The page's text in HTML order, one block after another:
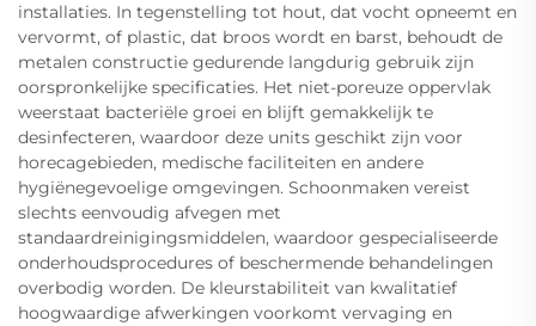
installaties. In tegenstelling tot hout, dat vocht opneemt en
vervormt, of plastic, dat broos wordt en barst, behoudt de
metalen constructie gedurende langdurig gebruik zijn
oorspronkelijke specificaties. Het niet-poreuze oppervlak
weerstaat bacteriële groei en blijft gemakkelijk te
desinfecteren, waardoor deze units geschikt zijn voor
horecagebieden, medische faciliteiten en andere
hygiënegevoelige omgevingen. Schoonmaken vereist
slechts eenvoudig afvegen met
standaardreinigingsmiddelen, waardoor gespecialiseerde
onderhoudsprocedures of beschermende behandelingen
overbodig worden. De kleurstabiliteit van kwalitatief
hoogwaardige afwerkingen voorkomt vervaging en